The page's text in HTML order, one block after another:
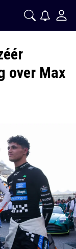
over Max